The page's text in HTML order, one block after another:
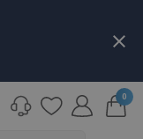
close
0